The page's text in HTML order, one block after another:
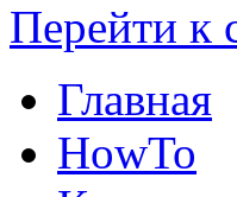
Перейти к
Главная
HowTo